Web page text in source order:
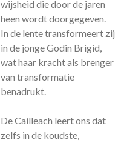
wijsheid die door de jaren
heen wordt doorgegeven.
In de lente transformeert zij
in de jonge Godin Brigid,
wat haar kracht als brenger
van transformatie
benadrukt.
De Cailleach leert ons dat
zelfs in de koudste,